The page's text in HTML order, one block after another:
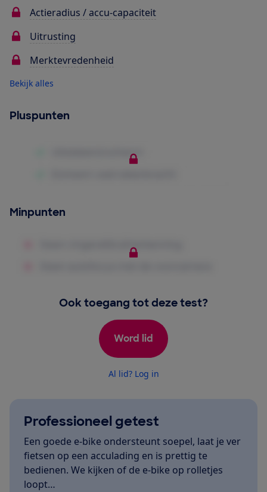
Actieradius / accu-capaciteit
Uitrusting
Merktevredenheid
Bekijk alles
Pluspunten
Minpunten
Ook toegang tot deze test?
Word lid
Al lid? Log in
Professioneel getest
Een goede e-bike ondersteunt soepel, laat je ver
fietsen op een acculading en is prettig te
bedienen. We kijken of de e-bike op rolletjes
loopt…